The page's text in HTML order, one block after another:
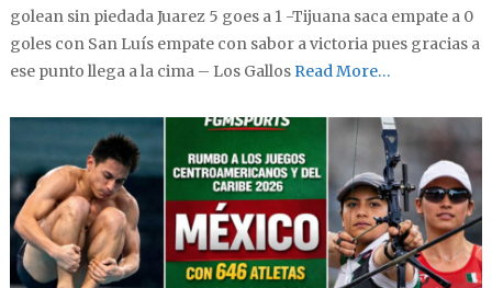
golean sin piedada Juarez 5 goes a 1 -Tijuana saca empate a 0
goles con San Luís empate con sabor a victoria pues gracias a
ese punto llega a la cima – Los GallosRead More…